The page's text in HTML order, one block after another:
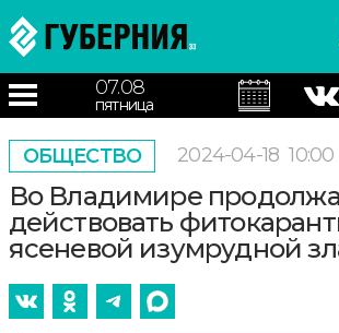
07.08
пятница
ОБЩЕСТВО 2024-04-18 10:00
Во Владимире
действовать
ясеневой изумрудной